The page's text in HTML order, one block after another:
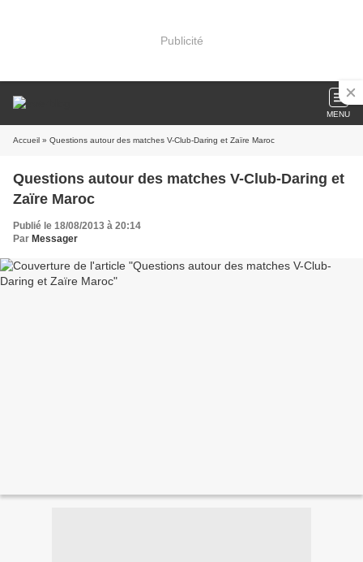
Publicité
MENU
Accueil » Questions autour des matches V-Club-Daring et Zaïre Maroc
Questions autour des matches V-Club-Daring et
Zaïre Maroc
Publié le 18/08/2013 à 20:14
Par Messager